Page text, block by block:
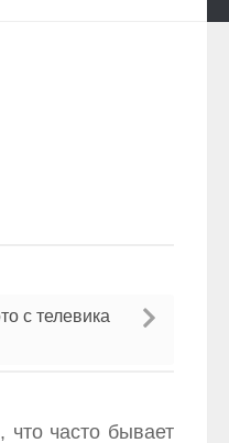
с телевика
часто бывает